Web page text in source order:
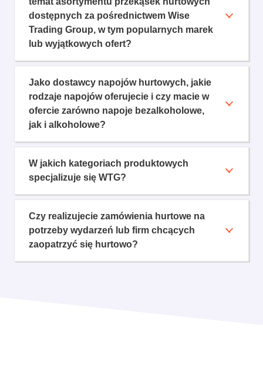
dostępnych za pośrednictwem Wise
Trading Group, w tym popularnych marek
lub wyjątkowych ofert?
Jako dostawcy napojów hurtowych, jakie
rodzaje napojów oferujecie i czy macie w
ofercie zarówno napoje bezalkoholowe,
jak i alkoholowe?
W jakich kategoriach produktowych
specjalizuje się WTG?
Czy realizujecie zamówienia hurtowe na
potrzeby wydarzeń lub firm chcących
zaopatrzyć się hurtowo?